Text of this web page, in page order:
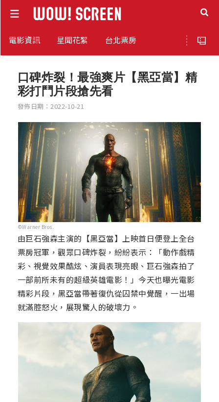
電影資訊 星聞花絮 台北票房
口碑炸裂！最強爽片【黑亞當】精
彩打鬥片段搶先看
發佈日期：2022-10-21
©Warner Bros.
由巨石強森主演的【黑亞當】上映首日便登上全台
票房冠軍，觀眾口碑炸裂，紛紛表示：「動作戲精
彩、視覺效果酷炫、演員表現亮眼、巨石強森拍了
一部前所未有的超級英雄電影！」今天也曝光電影
精彩片段，黑亞當帶著復仇從囚禁中覺醒，一出場
就滿腔怒火，展現驚人的破壞力。